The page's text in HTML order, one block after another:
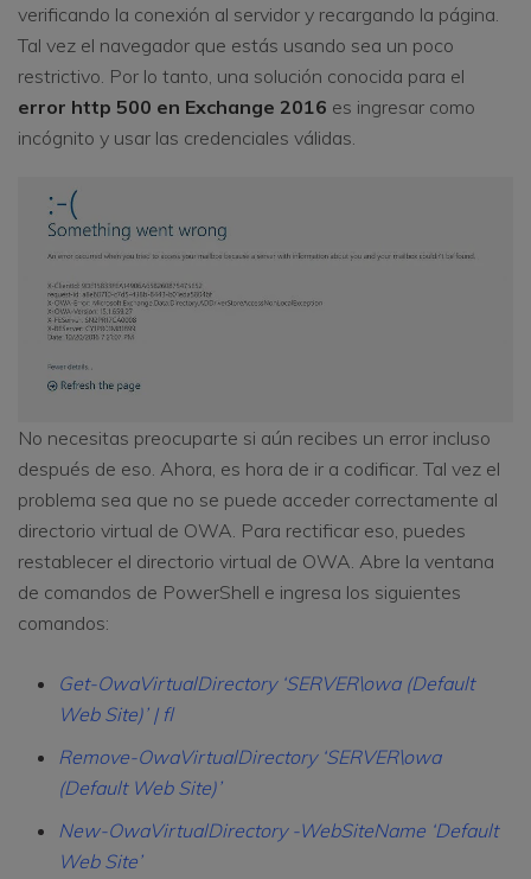
verificando la conexión al servidor y recargando la página.
Tal vez el navegador que estás usando sea un poco
restrictivo. Por lo tanto, una solución conocida para el
error http 500 en Exchange 2016 es ingresar como
incógnito y usar las credenciales válidas.
No necesitas preocuparte si aún recibes un error incluso
después de eso. Ahora, es hora de ir a codificar. Tal vez el
problema sea que no se puede acceder correctamente al
directorio virtual de OWA. Para rectificar eso, puedes
restablecer el directorio virtual de OWA. Abre la ventana
de comandos de PowerShell e ingresa los siguientes
comandos:
Get-OwaVirtualDirectory ‘SERVER\owa (Default
Web Site)’ | fl
Remove-OwaVirtualDirectory ‘SERVER\owa
(Default Web Site)’
New-OwaVirtualDirectory -WebSiteName ‘Default
Web Site’